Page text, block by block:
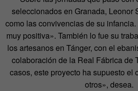
seleccionados en Granada, Leonor
como las convivencias de su
muy positiva». También lo fue su
los artesanos en Tánger, con el
colaboración de la Real Fábrica de
casos, este proyecto ha supuesto el
otros», desea.